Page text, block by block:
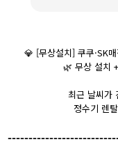
💎[무상설치] 쿠쿠·SK
🌿무상 설치
최근 날씨가
정수기 렌